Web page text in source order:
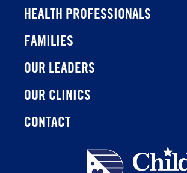
HEALTH PROFESSIONALS
FAMILIES
OUR LEADERS
OUR CLINICS
CONTACT